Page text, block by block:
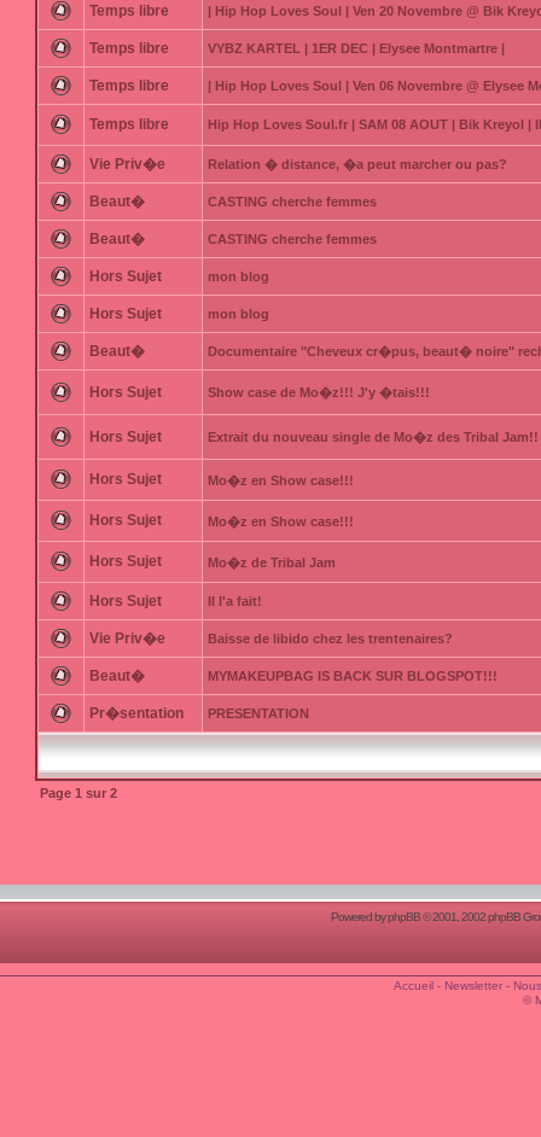
Temps libre | Hip Hop Loves Soul | Ven 20 Novembre @ Bik
Temps libre VYBZ KARTEL | 1ER DEC | Elysee Montmartre |
Temps libre | Hip Hop Loves Soul | Ven 06 Novembre @ Elysee
Temps libre Hip Hop Loves Soul.fr | SAM 08 AOUT | Bik Kreyol |
Vie Priv�e Relation � distance, �a peut marcher ou pas?
Beaut� CASTING cherche femmes
Beaut� CASTING cherche femmes
Hors Sujet mon blog
Hors Sujet mon blog
Beaut� Documentaire "Cheveux cr�pus, beaut� noire"
Hors Sujet Show case de Mo�z!!! J'y �tais!!!
Hors Sujet Extrait du nouveau single de Mo�z des Tribal Jam!!
Hors Sujet Mo�z en Show case!!!
Hors Sujet Mo�z en Show case!!!
Hors Sujet Mo�z de Tribal Jam
Hors Sujet Il l'a fait!
Vie Priv�e Baisse de libido chez les trentenaires?
Beaut� MYMAKEUPBAG IS BACK SUR BLOGSPOT!!!
Pr�sentation PRESENTATION
Page 1 sur 2
Powered byphpBB© 2001, 2002 phpBB
Accueil- Newsletter-
©